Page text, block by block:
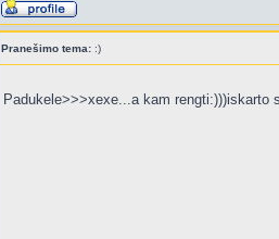
Pranešimo tema: :)
Padukele>>>xexe...a kam rengti:)))iskarto